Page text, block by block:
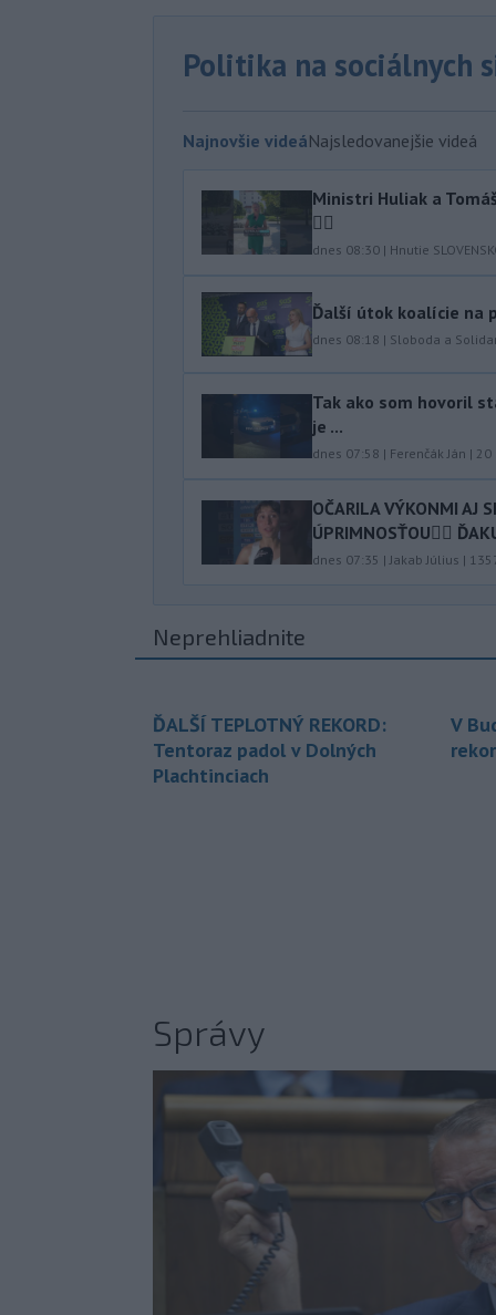
Politika na sociálnych
Najnovšie videáNajsledovanejšie videá
Ministri Huliak a
🤦‍♂️
dnes 08:30 | Hnutie
Ďalší útok koalície na
dnes 08:18 | Sloboda a
Tak ako som hovoril
je ...
dnes 07:58 | Ferenčák Ján | 20
OČARILA VÝKONMI AJ
ÚPRIMNOSŤOU👍🏻
dnes 07:35 | Jakab Július |
Neprehliadnite
ĎALŠÍ TEPLOTNÝ REKORD:
Tentoraz padol v Dolných
Plachtinciach
V
Správy